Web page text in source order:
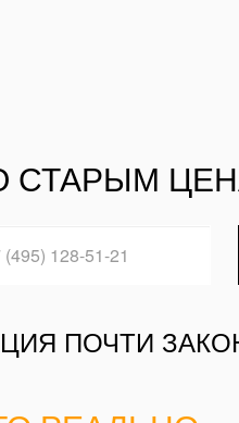
СТАРЫМ
ПОЧТИ